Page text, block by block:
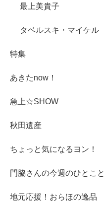
最上美貴子
タベルスキ・マイケル
特集
あきたnow！
急上☆SHOW
秋田遺産
ちょっと気になるヨン！
門脇さんの今週のひとこと
地元応援！おらほの逸品